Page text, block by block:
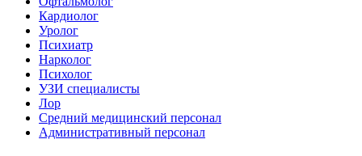
Кардиолог
Уролог
Психиатр
Нарколог
Психолог
УЗИ специалисты
Лор
Средний медицинский персонал
Административный персонал